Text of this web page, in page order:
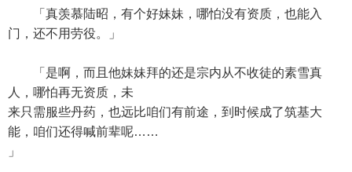
「真羡慕陆昭，有个好妹妹，哪怕没有资质，也能入
门，还不用劳役。」
「是啊，而且他妹妹拜的还是宗内从不收徒的素雪真
人，哪怕再无资质，未
来只需服些丹药，也远比咱们有前途，到时候成了筑基大
能，咱们还得喊前辈呢……
」